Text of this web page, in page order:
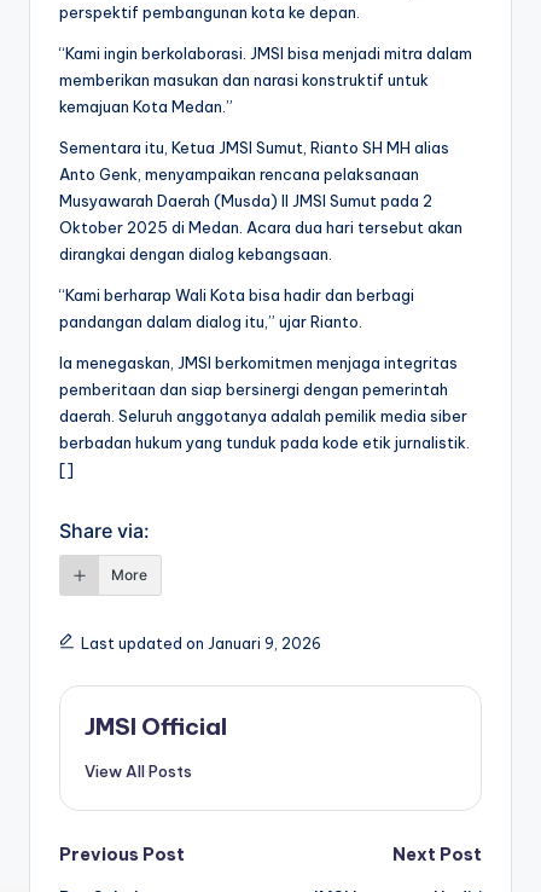
perspektif pembangunan kota ke depan.
“Kami ingin berkolaborasi. JMSI bisa menjadi mitra dalam
memberikan masukan dan narasi konstruktif untuk
kemajuan Kota Medan.”
Sementara itu, Ketua JMSI Sumut, Rianto SH MH alias
Anto Genk, menyampaikan rencana pelaksanaan
Musyawarah Daerah (Musda) II JMSI Sumut pada 2
Oktober 2025 di Medan. Acara dua hari tersebut akan
dirangkai dengan dialog kebangsaan.
“Kami berharap Wali Kota bisa hadir dan berbagi
pandangan dalam dialog itu,” ujar Rianto.
Ia menegaskan, JMSI berkomitmen menjaga integritas
pemberitaan dan siap bersinergi dengan pemerintah
daerah. Seluruh anggotanya adalah pemilik media siber
berbadan hukum yang tunduk pada kode etik jurnalistik.
[]
Share via:
More
Last updated on Januari 9, 2026
JMSI Official
View All Posts
Previous Post
Next Post